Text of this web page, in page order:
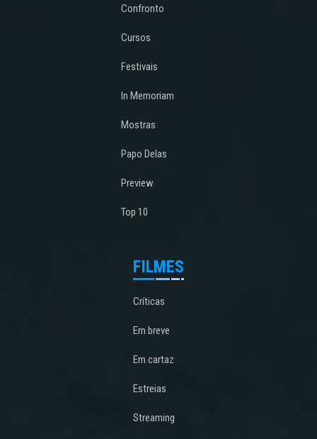
Confronto
Cursos
Festivais
In Memoriam
Mostras
Papo Delas
Preview
Top 10
FILMES
Críticas
Em breve
Em cartaz
Estreias
Streaming